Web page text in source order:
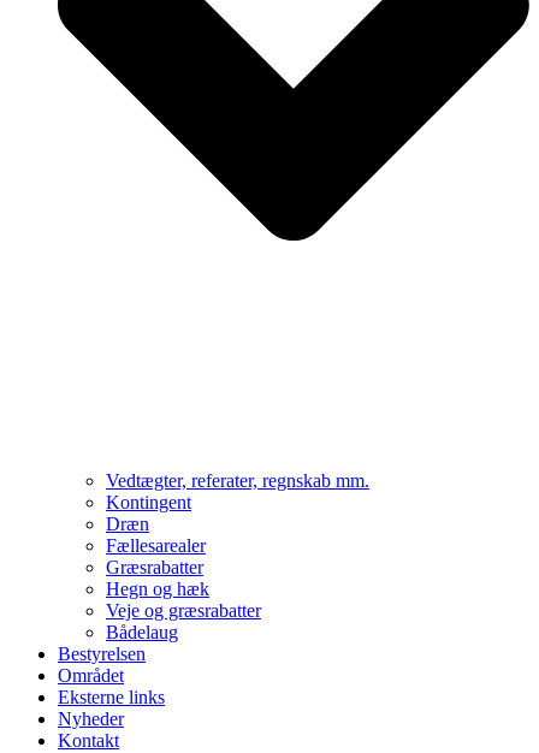
Vedtægter, referater, regnskab mm.
Kontingent
Dræn
Fællesarealer
Græsrabatter
Hegn og hæk
Veje og græsrabatter
Bådelaug
Bestyrelsen
Området
Eksterne links
Nyheder
Kontakt